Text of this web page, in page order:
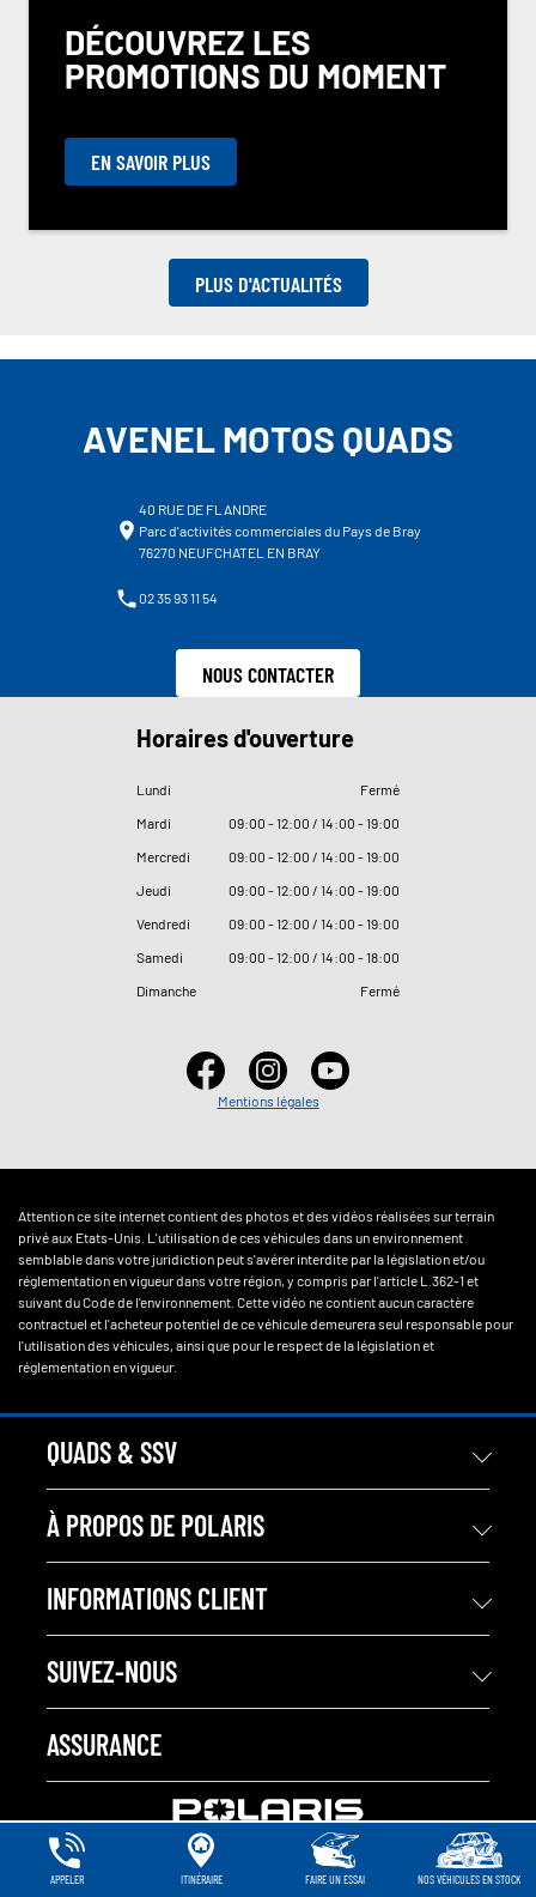
DÉCOUVREZ LES
PROMOTIONS DU MOMENT
EN SAVOIR PLUS
PLUS D'ACTUALITÉS
AVENEL MOTOS QUADS
40 RUE DE FLANDRE
Parc d'activités commerciales du Pays de Bray
76270 NEUFCHATEL EN BRAY
02 35 93 11 54
NOUS CONTACTER
Horaires d'ouverture
Lundi
Fermé
Mardi
09:00 - 12:00 / 14:00 - 19:00
Mercredi
09:00 - 12:00 / 14:00 - 19:00
Jeudi
09:00 - 12:00 / 14:00 - 19:00
Vendredi
09:00 - 12:00 / 14:00 - 19:00
Samedi
09:00 - 12:00 / 14:00 - 18:00
Dimanche
Fermé
Mentions légales
Attention ce site internet contient des photos et des vidéos réalisées sur terrain
privé aux Etats-Unis. L'utilisation de ces véhicules dans un environnement
semblable dans votre juridiction peut s'avérer interdite par la législation et/ou
réglementation en vigueur dans votre région, y compris par l'article L.362-1 et
suivant du Code de l'environnement. Cette vidéo ne contient aucun caractère
contractuel et l'acheteur potentiel de ce véhicule demeurera seul responsable pour
l'utilisation des véhicules, ainsi que pour le respect de la législation et
réglementation en vigueur.
QUADS & SSV
À PROPOS DE POLARIS
INFORMATIONS CLIENT
SUIVEZ-NOUS
ASSURANCE
APPELER ITINÉRAIRE FAIRE UN ESSAI NOS VÉHICULES EN STOCK